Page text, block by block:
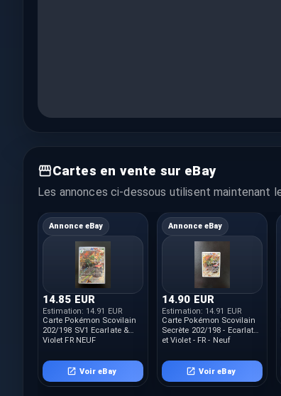
Cartes en vente sur eBay
Les annonces ci-dessous utilisent maintenant
Annonce eBay
14.85 EUR
Estimation: 14.91 EUR
Carte Pokémon Scovilain
202/198 SV1 Ecarlate &
Violet FR NEUF
Voir eBay
Annonce eBay
14.90 EUR
Estimation: 14.91 EUR
Carte Pokémon Scovilain
Secrète 202/198 - Ecarlate
et Violet - FR - Neuf
Voir eBay